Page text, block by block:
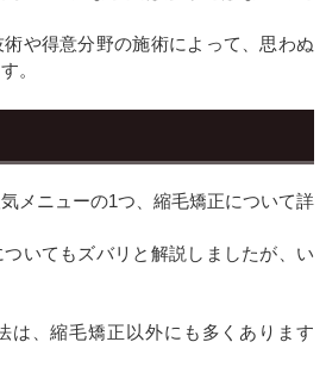
や得意分野の施術によって、思わぬ
。
メニューの1つ、縮毛矯正について詳
いてもズバリと解説しましたが、い
は、縮毛矯正以外にも多くあります